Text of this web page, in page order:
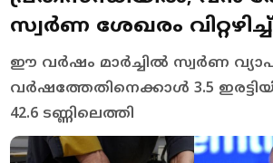
സ്വർണ ശേഖരം
ഈ വർഷം മാർച്ചില്‍ സ്വർണ
വർഷത്തേതിനെക്കാൾ 3.5
42.6 ടണ്ണിലെത്തി